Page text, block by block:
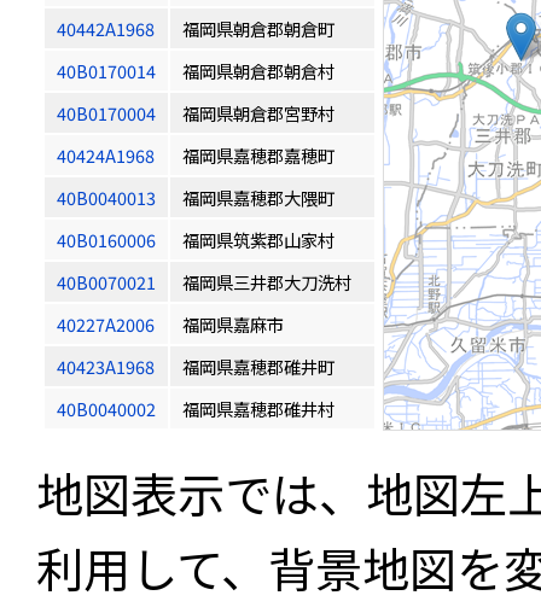
40442A1968
福岡県朝倉郡朝倉町
40B0170014
福岡県朝倉郡朝倉村
40B0170004
福岡県朝倉郡宮野村
40424A1968
福岡県嘉穂郡嘉穂町
40B0040013
福岡県嘉穂郡大隈町
40B0160006
福岡県筑紫郡山家村
40B0070021
福岡県三井郡大刀洗村
40227A2006
福岡県嘉麻市
40423A1968
福岡県嘉穂郡碓井町
40B0040002
福岡県嘉穂郡碓井村
地図表示では、地図左
利用して、背景地図を